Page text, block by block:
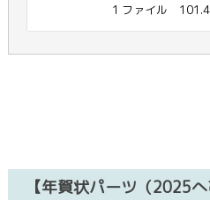
1 ファイル
【年賀状パーツ（2025